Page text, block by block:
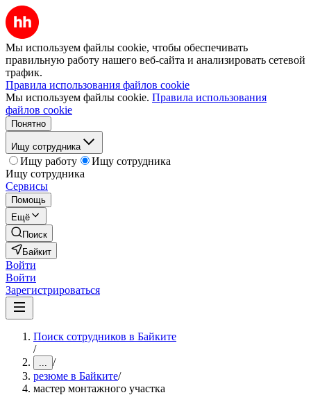
Мы используем файлы cookie, чтобы обеспечивать
правильную работу нашего веб-сайта и анализировать сетевой
трафик.
Правила использования файлов cookie
Мы используем файлы cookie. Правила использования
файлов cookie
Понятно
Ищу сотрудника
Ищу работу
Ищу сотрудника
Ищу сотрудника
Сервисы
Помощь
Ещё
Поиск
Байкит
Войти
Войти
Зарегистрироваться
Поиск сотрудников в Байките
/
... /
резюме в Байките/
мастер монтажного участка